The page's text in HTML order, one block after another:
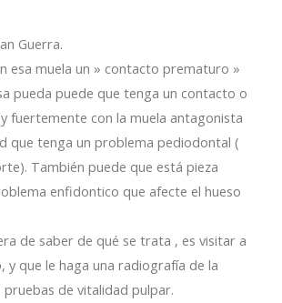
Guerra.
esa muela un » contacto prematuro »
pueda puede que tenga un contacto o
fuertemente con la muela antagonista
que tenga un problema pediodontal (
También puede que está pieza
enfidontico que afecte el hueso
de saber de qué se trata , es visitar a
y que le haga una radiografía de la
pruebas de vitalidad pulpar.